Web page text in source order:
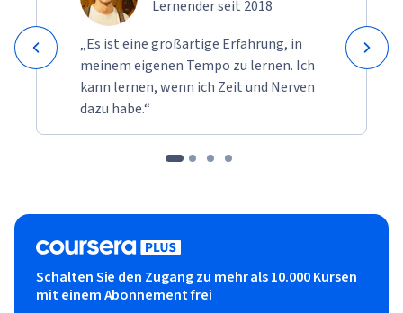
Lernender seit 2018
„Es ist eine großartige Erfahrung, in
meinem eigenen Tempo zu lernen. Ich
kann lernen, wenn ich Zeit und Nerven
dazu habe.“
Schalten Sie den Zugang zu mehr als 10.000 Kursen
mit einem Abonnement frei